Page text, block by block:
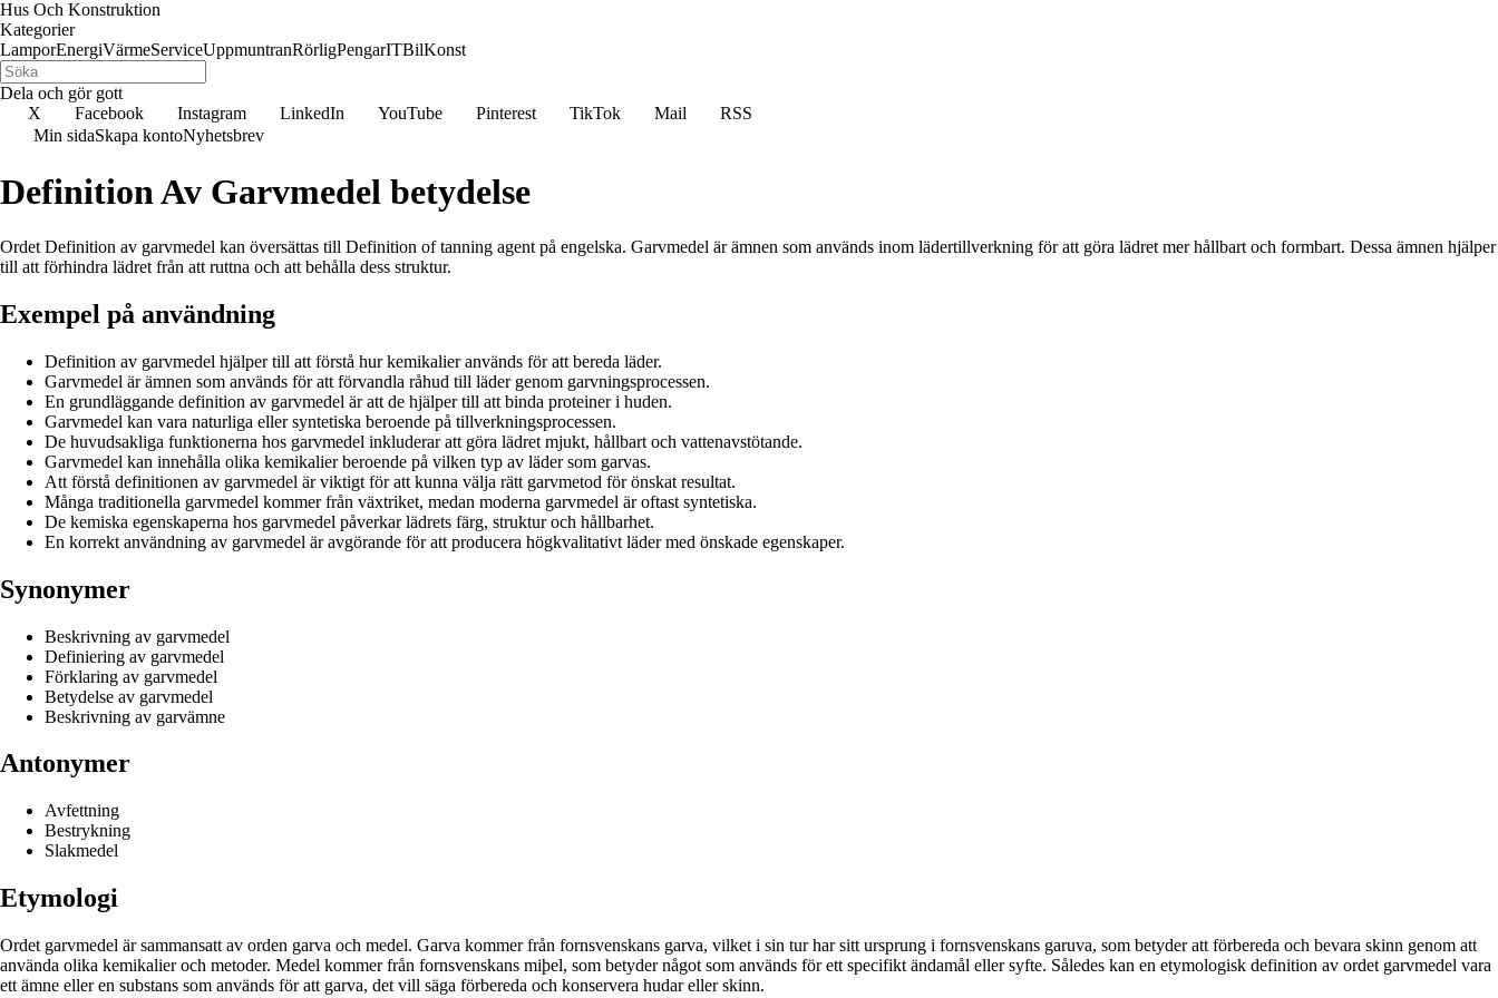
Hus Och Konstruktion
Kategorier
LamporEnergiVärmeServiceUppmuntranRörligPengarITBilKonst
Dela och gör gott
X
Facebook Instagram LinkedIn YouTube Pinterest TikTok Mail
RSS
Min sidaSkapa kontoNyhetsbrev
Definition Av Garvmedel betydelse
Ordet Definition av garvmedel kan översättas till Definition of tanning agent på engelska. Garvmedel är ämnen som används inom lädertillverkning för att göra lädret mer hållbart och formbart. Dessa ämnen hjälper
till att förhindra lädret från att ruttna och att behålla dess struktur.
Exempel på användning
Definition av garvmedel hjälper till att förstå hur kemikalier används för att bereda läder.
Garvmedel är ämnen som används för att förvandla råhud till läder genom garvningsprocessen.
En grundläggande definition av garvmedel är att de hjälper till att binda proteiner i huden.
Garvmedel kan vara naturliga eller syntetiska beroende på tillverkningsprocessen.
De huvudsakliga funktionerna hos garvmedel inkluderar att göra lädret mjukt, hållbart och vattenavstötande.
Garvmedel kan innehålla olika kemikalier beroende på vilken typ av läder som garvas.
Att förstå definitionen av garvmedel är viktigt för att kunna välja rätt garvmetod för önskat resultat.
Många traditionella garvmedel kommer från växtriket, medan moderna garvmedel är oftast syntetiska.
De kemiska egenskaperna hos garvmedel påverkar lädrets färg, struktur och hållbarhet.
En korrekt användning av garvmedel är avgörande för att producera högkvalitativt läder med önskade egenskaper.
Synonymer
Beskrivning av garvmedel
Definiering av garvmedel
Förklaring av garvmedel
Betydelse av garvmedel
Beskrivning av garvämne
Antonymer
Avfettning
Bestrykning
Slakmedel
Etymologi
Ordet garvmedel är sammansatt av orden garva och medel. Garva kommer från fornsvenskans garva, vilket i sin tur har sitt ursprung i fornsvenskans garuva, som betyder att förbereda och bevara skinn genom att
använda olika kemikalier och metoder. Medel kommer från fornsvenskans miþel, som betyder något som används för ett specifikt ändamål eller syfte. Således kan en etymologisk definition av ordet garvmedel vara
ett ämne eller en substans som används för att garva, det vill säga förbereda och konservera hudar eller skinn.